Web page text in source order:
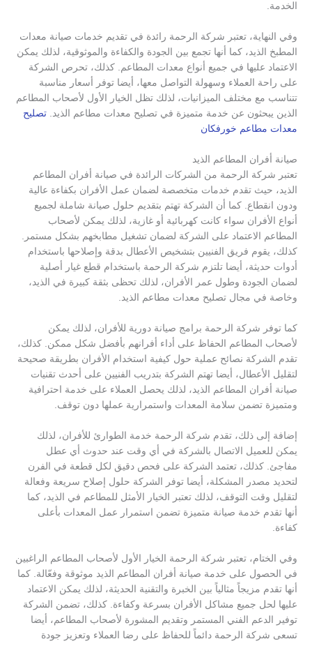
الخدمة.
وفي النهاية، تعتبر شركة الرحمة رائدة في تقديم خدمات صيانة معدات
المطبخ الذيد، كما أنها تجمع بين الجودة والكفاءة والموثوقية، لذلك يمكن
الاعتماد عليها في جميع أنواع معدات المطاعم. كذلك، تحرص الشركة
على راحة العملاء وسهولة التواصل معها، أيضا توفر أسعار مناسبة
تتناسب مع مختلف الميزانيات، لذلك تظل الخيار الأول لأصحاب المطاعم
الذين يبحثون عن خدمة متميزة في تصليح معدات مطاعم الذيد.تصليح
معدات مطاعم خورفكان
صيانة أفران المطاعم الذيد
تعتبر شركة الرحمة من الشركات الرائدة في صيانة أفران المطاعم
الذيد، حيث تقدم خدمات متخصصة لضمان عمل الأفران بكفاءة عالية
ودون انقطاع. كما أن الشركة تهتم بتقديم حلول صيانة شاملة لجميع
أنواع الأفران سواء كانت كهربائية أو غازية، لذلك يمكن لأصحاب
المطاعم الاعتماد على الشركة لضمان تشغيل مطابخهم بشكل مستمر.
كذلك، يقوم فريق الفنيين بتشخيص الأعطال بدقة وإصلاحها باستخدام
أدوات حديثة، أيضا تلتزم شركة الرحمة باستخدام قطع غيار أصلية
لضمان الجودة وطول عمر الأفران، لذلك تحظى بثقة كبيرة في الذيد،
وخاصة في مجال تصليح معدات مطاعم الذيد.
كما توفر شركة الرحمة برامج صيانة دورية للأفران، لذلك يمكن
لأصحاب المطاعم الحفاظ على أداء أفرانهم بأفضل شكل ممكن. كذلك،
تقدم الشركة نصائح عملية حول كيفية استخدام الأفران بطريقة صحيحة
لتقليل الأعطال، أيضا تهتم الشركة بتدريب الفنيين على أحدث تقنيات
صيانة أفران المطاعم الذيد، لذلك يحصل العملاء على خدمة احترافية
ومتميزة تضمن سلامة المعدات واستمرارية عملها دون توقف.
إضافة إلى ذلك، تقدم شركة الرحمة خدمة الطوارئ للأفران، لذلك
يمكن للعميل الاتصال بالشركة في أي وقت عند حدوث أي عطل
مفاجئ. كذلك، تعتمد الشركة على فحص دقيق لكل قطعة في الفرن
لتحديد مصدر المشكلة، أيضا توفر الشركة حلول إصلاح سريعة وفعالة
لتقليل وقت التوقف، لذلك تعتبر الخيار الأمثل للمطاعم في الذيد، كما
أنها تقدم خدمة صيانة متميزة تضمن استمرار عمل المعدات بأعلى
كفاءة.
وفي الختام، تعتبر شركة الرحمة الخيار الأول لأصحاب المطاعم الراغبين
في الحصول على خدمة صيانة أفران المطاعم الذيد موثوقة وفعّالة. كما
أنها تقدم مزيجاً مثالياً بين الخبرة والتقنية الحديثة، لذلك يمكن الاعتماد
عليها لحل جميع مشاكل الأفران بسرعة وكفاءة. كذلك، تضمن الشركة
توفير الدعم الفني المستمر وتقديم المشورة لأصحاب المطاعم، أيضا
تسعى شركة الرحمة دائماً للحفاظ على رضا العملاء وتعزيز جودة